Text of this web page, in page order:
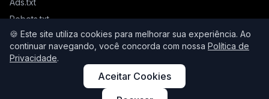
🍪 Este site utiliza cookies para melhorar sua experiência. Ao
continuar navegando, você concorda com nossa Política de
Privacidade.
Aceitar Cookies
Ads.txt
Robots.txt
Llms.txt
© 2026 Higienista. Todos os direitos reservados.